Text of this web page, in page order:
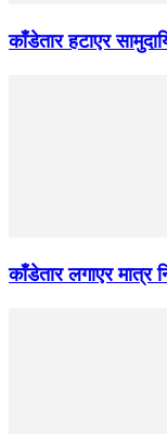
काँडेतार हटाएर
काँडेतार लगाएर मात्र